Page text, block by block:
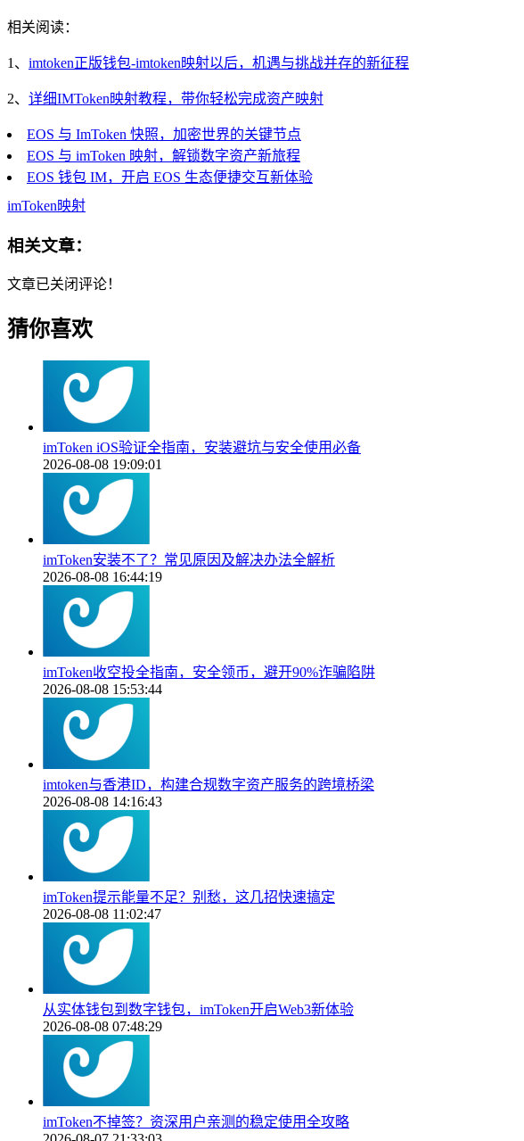
相关阅读：
1、 imtoken正版钱包-imtoken映射以后，机遇与挑战并存的新征程
2、 详细IMToken映射教程，带你轻松完成资产映射
EOS 与 ImToken 快照，加密世界的关键节点
EOS 与 imToken 映射，解锁数字资产新旅程
EOS 钱包 IM，开启 EOS 生态便捷交互新体验
imToken映射
相关文章：
文章已关闭评论！
猜你喜欢
imToken iOS验证全指南，安装避坑与安全使用必备
2026-08-08 19:09:01
imToken安装不了？常见原因及解决办法全解析
2026-08-08 16:44:19
imToken收空投全指南，安全领币，避开90%诈骗陷阱
2026-08-08 15:53:44
imtoken与香港ID，构建合规数字资产服务的跨境桥梁
2026-08-08 14:16:43
imToken提示能量不足？别愁，这几招快速搞定
2026-08-08 11:02:47
从实体钱包到数字钱包，imToken开启Web3新体验
2026-08-08 07:48:29
imToken不掉签？资深用户亲测的稳定使用全攻略